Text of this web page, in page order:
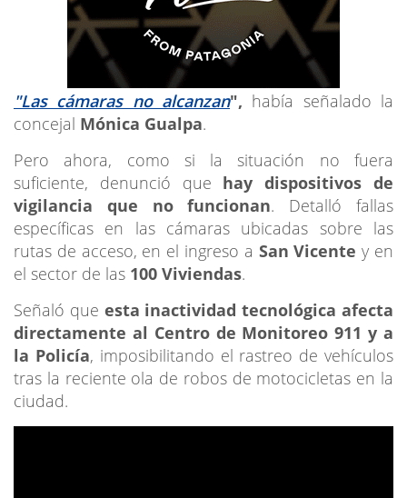
"Las cámaras no alcanzan", había señalado la
concejal Mónica Gualpa.
Pero ahora, como si la situación no fuera
suficiente, denunció que hay dispositivos de
vigilancia que no funcionan. Detalló fallas
específicas en las cámaras ubicadas sobre las
rutas de acceso, en el ingreso a San Vicente y en
el sector de las 100 Viviendas.
Señaló que esta inactividad tecnológica afecta
directamente al Centro de Monitoreo 911 y a
la Policía, imposibilitando el rastreo de vehículos
tras la reciente ola de robos de motocicletas en la
ciudad.